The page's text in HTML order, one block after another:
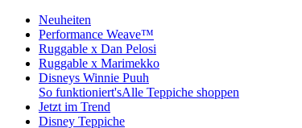
Neuheiten
Performance Weave™
Ruggable x Dan Pelosi
Ruggable x Marimekko
Disneys Winnie Puuh
So funktioniert'sAlle Teppiche shoppen
Jetzt im Trend
Disney Teppiche